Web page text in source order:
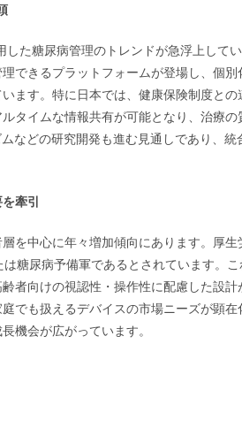
た糖尿病管理のトレンドが急浮上して
できるプラットフォームが登場し、個
ます。特に日本では、健康保険制度と
タイムな情報共有が可能となり、治療
などの研究開発も進む見通しであり、統
牽引
を中心に年々増加傾向にあります。厚
糖尿病予備軍であるとされています。
者向けの視認性・操作性に配慮した設
でも扱えるデバイスの市場ニーズが顕
機会が広がっています。